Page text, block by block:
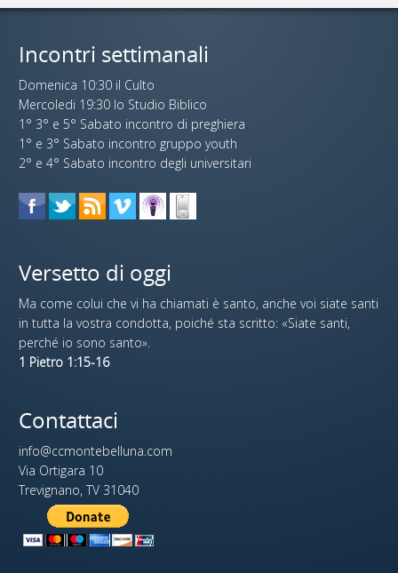
Incontri settimanali
Domenica 10:30 il Culto
Mercoledi 19:30 lo Studio Biblico
1° 3° e 5° Sabato incontro di preghiera
1° e 3° Sabato incontro gruppo youth
2° e 4° Sabato incontro degli universitari
Versetto di oggi
Ma come colui che vi ha chiamati è santo, anche voi siate santi
in tutta la vostra condotta, poiché sta scritto: «Siate santi,
perché io sono santo».
1 Pietro 1:15-16
Contattaci
info@ccmontebelluna.com
Via Ortigara 10
Trevignano, TV 31040